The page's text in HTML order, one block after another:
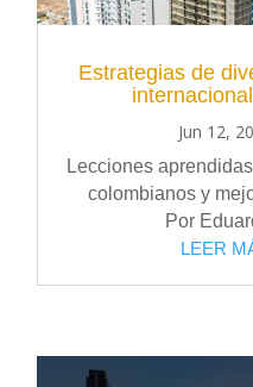
Estrategias de
Jun 12,
Lecciones
colombianos y
Por
LEER